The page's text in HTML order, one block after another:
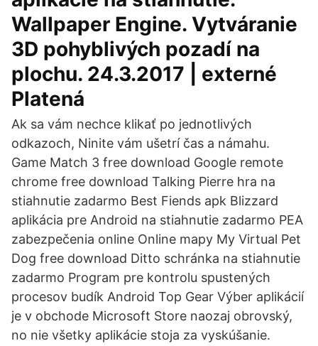
Wallpaper Engine. Vytváranie
3D pohyblivých pozadí na
plochu. 24.3.2017 | externé
Platená
Ak sa vám nechce klikať po jednotlivých
odkazoch, Ninite vám ušetrí čas a námahu.
Game Match 3 free download Google remote
chrome free download Talking Pierre hra na
stiahnutie zadarmo Best Fiends apk Blizzard
aplikácia pre Android na stiahnutie zadarmo PEA
zabezpečenia online Online mapy My Virtual Pet
Dog free download Ditto schránka na stiahnutie
zadarmo Program pre kontrolu spustených
procesov budík Android Top Gear Výber aplikácií
je v obchode Microsoft Store naozaj obrovský,
no nie všetky aplikácie stoja za vyskúšanie.